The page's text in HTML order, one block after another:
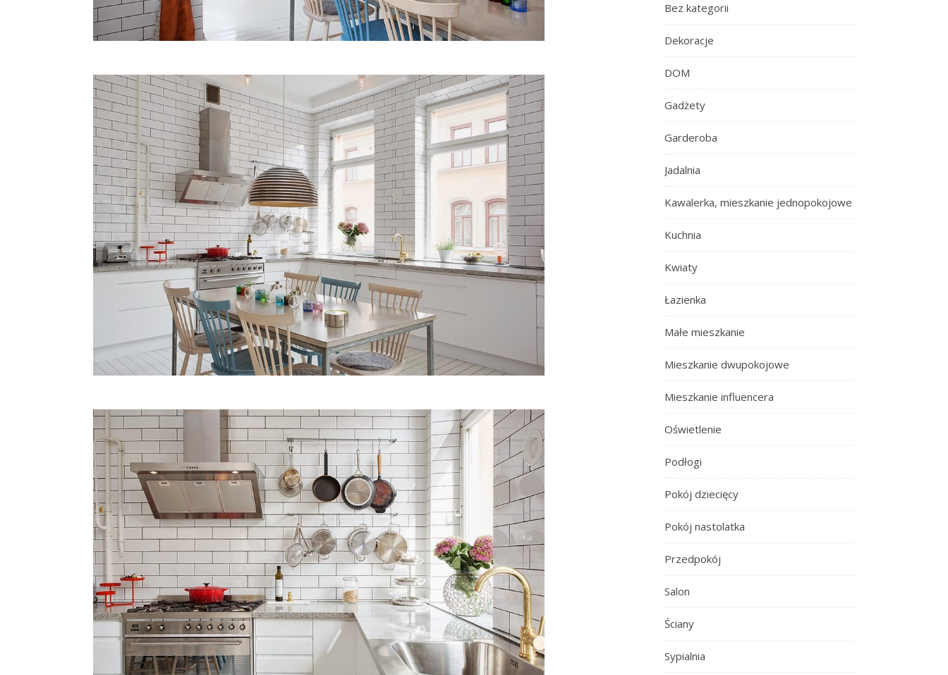
Bez kategorii
Dekoracje
DOM
Gadżety
Garderoba
Jadalnia
Kawalerka, mieszkanie jednopokojowe
Kuchnia
Kwiaty
Łazienka
Małe mieszkanie
Mieszkanie dwupokojowe
Mieszkanie influencera
Oświetlenie
Podłogi
Pokój dziecięcy
Pokój nastolatka
Przedpokój
Salon
Ściany
Sypialnia